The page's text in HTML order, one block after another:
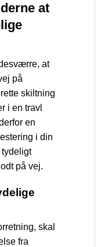
at
at
på
skiltning
i en travl
en
i din
på vej.
skal
fra